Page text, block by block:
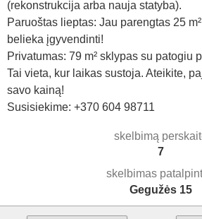
(rekonstrukcija arba nauja statyba).
​Paruoštas lieptas: Jau parengtas 25
belieka įgyvendinti!
​Privatumas: 79 m² sklypas su patogiu
​Tai vieta, kur laikas sustoja. Ateikite,
savo kainą!
Susisiekime: +370 604 98711
skelbimą
7
skelbimas
Gegužės 15